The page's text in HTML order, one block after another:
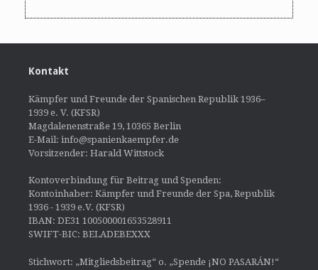
Kontakt
Kämpfer und Freunde der Spanischen Republik 1936–
1939 e. V. (KFSR)
Magdalenenstraße 19, 10365 Berlin
E-Mail: info@spanienkaempfer.de
Vorsitzender: Harald Wittstock
Kontoverbindung für Beitrag und Spenden:
Kontoinhaber: Kämpfer und Freunde der Spa, Republik
1936 - 1939 e.V. (KFSR)
IBAN: DE31 100500001653528911
SWIFT-BIC: BELADEBEXXX
Stichwort: „Mitgliedsbeitrag“ o. „Spende ¡NO PASARÁN!“